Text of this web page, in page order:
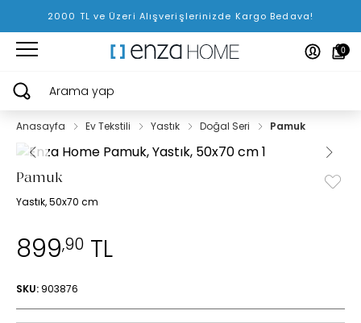
2000 TL ve Üzeri Alışverişlerinizde Kargo Bedava!
0
Arama yap
Anasayfa Ev Tekstili Yastık Doğal Seri Pamuk
Pamuk
Yastık, 50x70 cm
899,90 TL
SKU: 903876